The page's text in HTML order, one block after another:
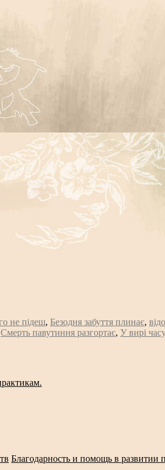
не підеш, Безодня забуття плинає,
Смерть павутиння разгортає, У вирі
Благодарность и помощь в развитии